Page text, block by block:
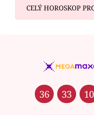
CELÝ HOROSKOP
36 33 10